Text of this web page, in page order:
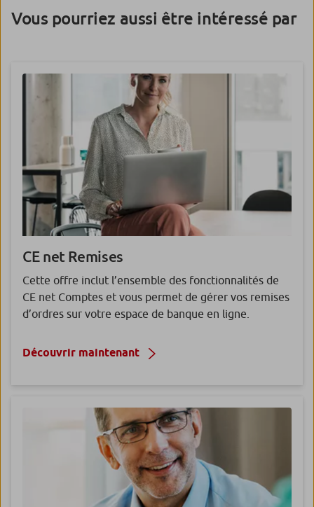
Vous pourriez aussi être intéressé par
CE net Remises
Cette offre inclut l’ensemble des fonctionnalités de
CE net Comptes et vous permet de gérer vos remises
d’ordres sur votre espace de banque en ligne.
Découvrir maintenant